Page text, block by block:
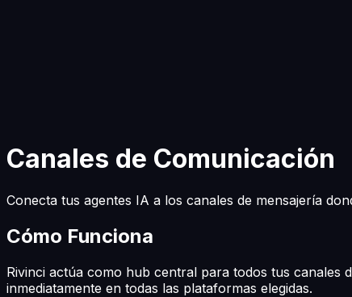
Canales de Comunicación
Conecta tus agentes IA a los canales de mensajería
Cómo Funciona
Rivinci actúa como hub central para todos tus canales
inmediatamente en todas las plataformas elegidas.